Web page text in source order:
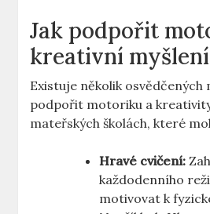
Jak podpořit
kreativní myšlení
Existuje několik osvědčených
podpořit motoriku a
mateřských školách, které
Hravé cvičení:
každodenního
motivovat k